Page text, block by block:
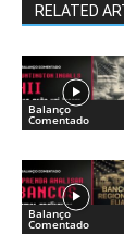
RELATED
Balanço
Comentado
Balanço
Comentado